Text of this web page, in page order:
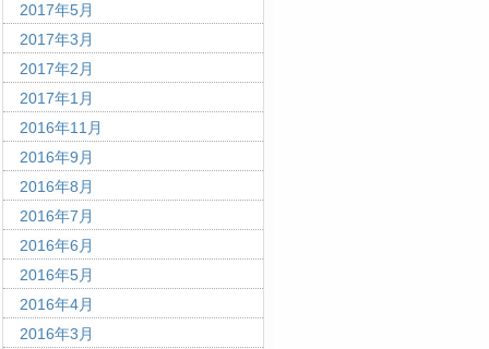
2017年5月
2017年3月
2017年2月
2017年1月
2016年11月
2016年9月
2016年8月
2016年7月
2016年6月
2016年5月
2016年4月
2016年3月